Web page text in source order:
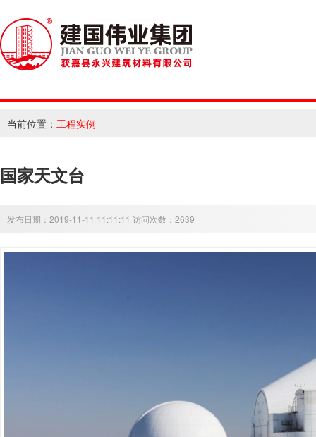
当前位置： 工程实例
国家天文台
发布日期：2019-11-11 11:11:11 访问次数：2639